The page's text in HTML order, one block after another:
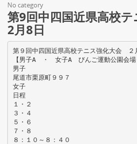
No category
第9回中四国近県高校
2月8日
第９回中四国近県高校テニス強化大会 ２
【男子A ・ 女子A びんご運動公園会場
男子
尾道市栗原町９９７
女子
日程
１・２
３・４
５・６
７・８
８：１０～８：４０